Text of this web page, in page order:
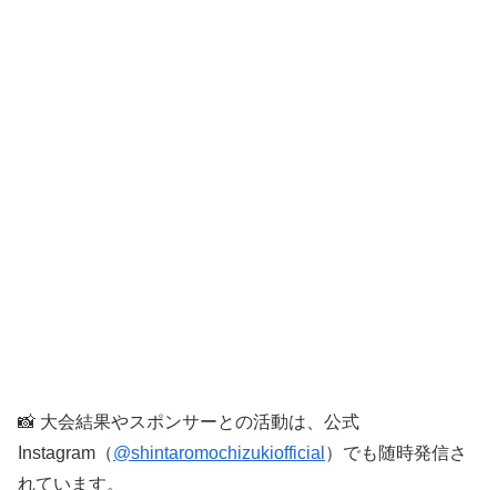
📸 大会結果やスポンサーとの活動は、公式
Instagram（@shintaromochizukiofficial ）でも随時発信さ
れています。